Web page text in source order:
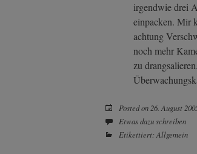
irgendwie drei
einpacken. Mir
achtung
noch mehr
zu
Posted on 26. August
Etwas dazu schreiben
Etikettiert: Allgemein